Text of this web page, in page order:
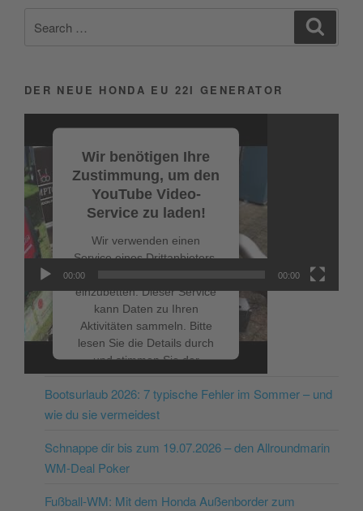
for:
DER NEUE HONDA EU 22I GENERATOR
Wir benötigen Ihre
Zustimmung, um den
YouTube Video-
Service zu laden!
Wir verwenden einen
Service eines Drittanbieters,
einzubetten. Dieser Service
kann Daten zu Ihren
Aktivitäten sammeln. Bitte
lesen Sie die Details durch
und stimmen Sie der
Nutzung des Service zu, um
dieses Video anzusehen.
Mehr Informationen
00:00 00:00
NEUESTE BEITRÄGE
Bootsurlaub 2026: 7 typische Fehler im Sommer – und
wie du sie vermeidest
Schnappe dir bis zum 19.07.2026 – den Allroundmarin
WM-Deal Poker
Fußball-WM: Mit dem Honda Außenborder zum